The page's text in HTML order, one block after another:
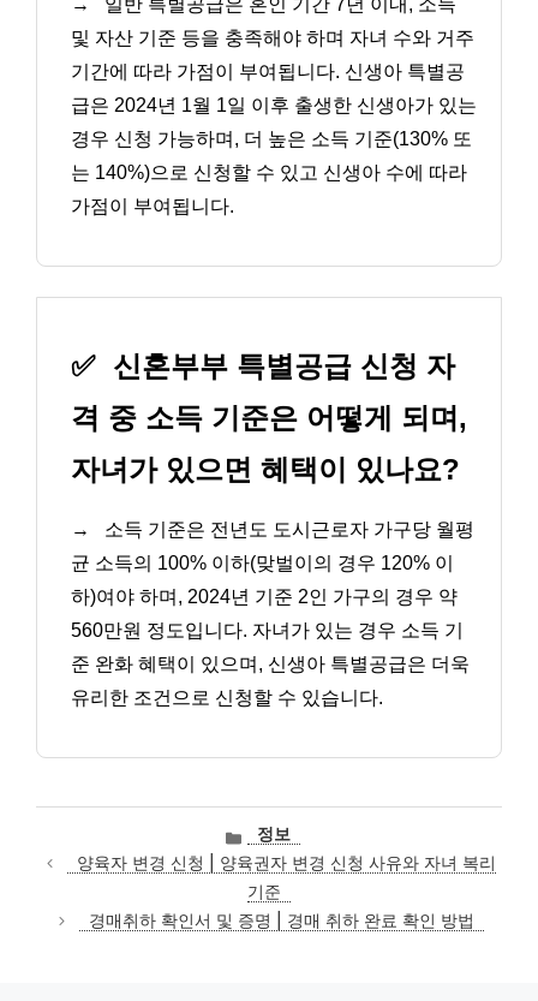
→
일반 특별공급은 혼인 기간 7년 이내, 소득
및 자산 기준 등을 충족해야 하며 자녀 수와 거주
기간에 따라 가점이 부여됩니다. 신생아 특별공
급은 2024년 1월 1일 이후 출생한 신생아가 있는
경우 신청 가능하며, 더 높은 소득 기준(130% 또
는 140%)으로 신청할 수 있고 신생아 수에 따라
가점이 부여됩니다.
✅ 신혼부부 특별공급 신청 자
격 중 소득 기준은 어떻게 되며,
자녀가 있으면 혜택이 있나요?
→
소득 기준은 전년도 도시근로자 가구당 월평
균 소득의 100% 이하(맞벌이의 경우 120% 이
하)여야 하며, 2024년 기준 2인 가구의 경우 약
560만원 정도입니다. 자녀가 있는 경우 소득 기
준 완화 혜택이 있으며, 신생아 특별공급은 더욱
유리한 조건으로 신청할 수 있습니다.
카
테
고
리
정보
양육자 변경 신청 | 양육권자 변경 신청 사유와 자녀 복리
기준
경매취하 확인서 및 증명 | 경매 취하 완료 확인 방법